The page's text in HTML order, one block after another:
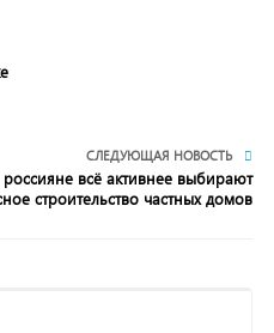
СЛЕДУЮЩАЯ НОВОСТЬ
всё активнее выбирают
строительство частных домов